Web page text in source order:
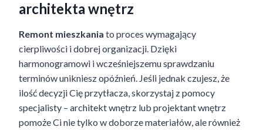
architekta wnętrz
Remont mieszkania to proces wymagający
cierpliwości i dobrej organizacji. Dzięki
harmonogramowi i wcześniejszemu sprawdzaniu
terminów unikniesz opóźnień. Jeśli jednak czujesz, że
ilość decyzji Cię przytłacza, skorzystaj z pomocy
specjalisty – architekt wnętrz lub projektant wnętrz
pomoże Ci nie tylko w doborze materiałów, ale również